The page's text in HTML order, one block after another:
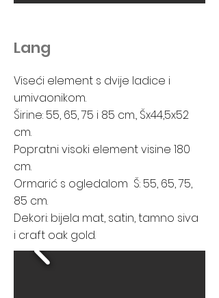
Lang
Viseći element s dvije ladice i
umivaonikom.
Širine: 55, 65, 75 i 85 cm., Šx44,5x52
cm.
Popratni visoki element visine 180
cm.
Ormarić s ogledalom Š: 55, 65, 75,
85 cm.
Dekori: bijela mat, satin, tamno siva
i craft oak gold.